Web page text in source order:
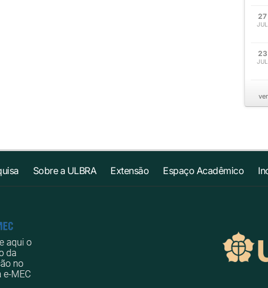
27
JUL
23
JUL
Sobre a ULBRA Extensão Espaço Acadêmico